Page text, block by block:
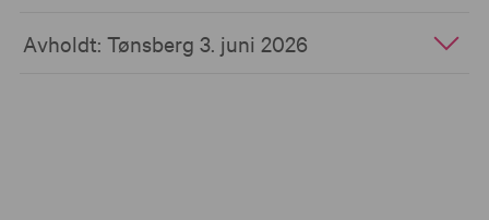
Avholdt: Tønsberg 3. juni 2026